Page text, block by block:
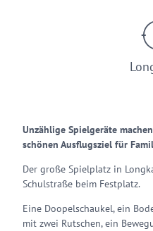
Unzählige Spielgeräte
schönen Ausflugsziel für
Der große Spielplatz in
Schulstraße beim Festplatz.
Eine Doopelschaukel, ein
mit zwei Rutschen, ein